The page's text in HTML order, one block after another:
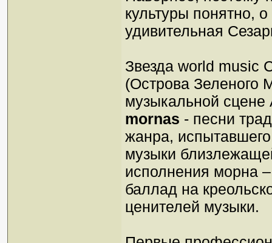
культуры понятно,
удивительная
Звезда world music
(Острова Зеленого
музыкальной сцене
mornas - песни
жанра, испытавшего
музыки
исполнения морна
баллад на
ценителей музыки.